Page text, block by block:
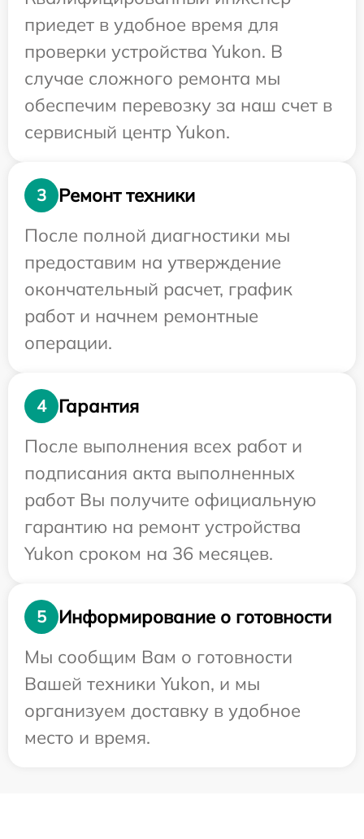
приедет в удобное время для
проверки устройства Yukon. В
случае сложного ремонта мы
обеспечим перевозку за наш счет в
сервисный центр Yukon.
3
Ремонт техники
После полной диагностики мы
предоставим на утверждение
окончательный расчет, график
работ и начнем ремонтные
операции.
4
Гарантия
После выполнения всех работ и
подписания акта выполненных
работ Вы получите официальную
гарантию на ремонт устройства
Yukon сроком на 36 месяцев.
5
Информирование о готовности
Мы сообщим Вам о готовности
Вашей техники Yukon, и мы
организуем доставку в удобное
место и время.